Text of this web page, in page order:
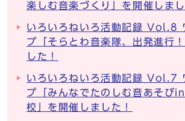
楽しむ音楽づくり」を開催しまし
いろいろねいろ活動記録 Vol.8
プ「そらとわ音楽隊、出発進行
した！
いろいろねいろ活動記録 Vol.7
プ「みんなでたのしむ音あそび
校」を開催しました！